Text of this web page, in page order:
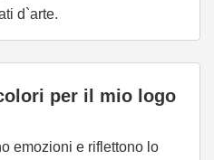
d`arte.
per il mio logo
emozioni e riflettono lo